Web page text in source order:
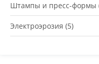
Штампы и пресс-формы
Электроэрозия (5)